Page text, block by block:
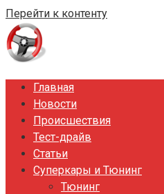
Перейти к контенту
Главная
Новости
Происшествия
Тест-драйв
Статьи
Суперкары и Тюнинг
Тюнинг